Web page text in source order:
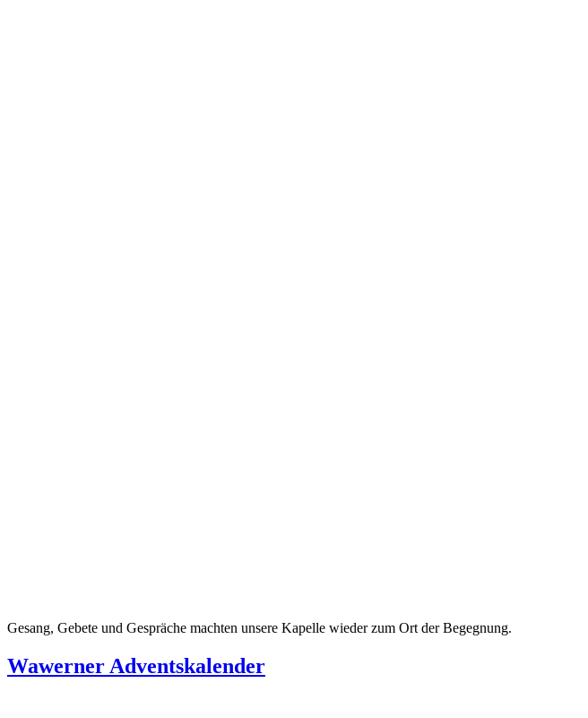
Gesang, Gebete und Gespräche machten unsere Kapelle wieder zum Ort der Begegnung.
Wawerner Adventskalender